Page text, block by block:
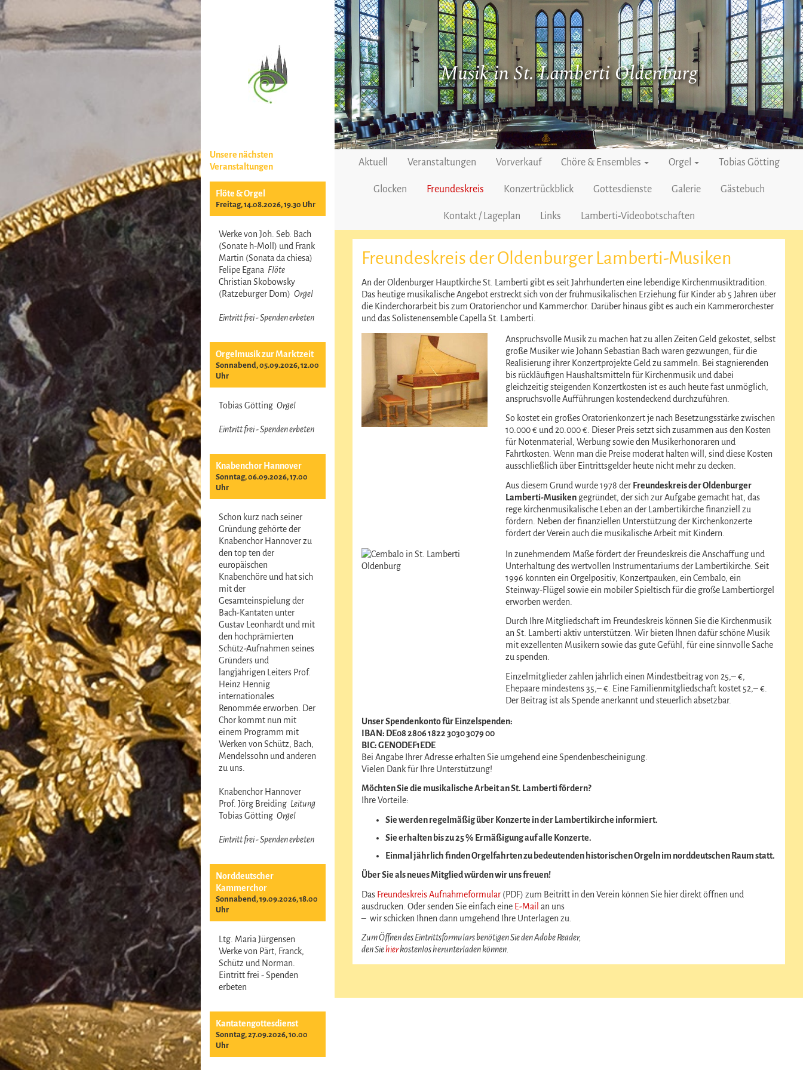
Unsere nächsten
Veranstaltungen
Flöte & Orgel
Freitag, 14.08.2026, 19.30 Uhr
Werke von Joh. Seb. Bach
(Sonate h-Moll) und Frank
Martin (Sonata da chiesa)
Felipe Egana Flöte
Christian Skobowsky
(Ratzeburger Dom) Orgel
Eintritt frei - Spenden erbeten
Orgelmusik zur Marktzeit
Sonnabend, 05.09.2026, 12.00
Uhr
Tobias Götting Orgel
Eintritt frei - Spenden erbeten
Knabenchor Hannover
Sonntag, 06.09.2026, 17.00
Uhr
Schon kurz nach seiner
Gründung gehörte der
Knabenchor Hannover zu
den top ten der
europäischen
Knabenchöre und hat sich
mit der
Gesamteinspielung der
Bach-Kantaten unter
Gustav Leonhardt und mit
den hochprämierten
Schütz-Aufnahmen seines
Gründers und
langjährigen Leiters Prof.
Heinz Hennig
internationales
Renommée erworben. Der
Chor kommt nun mit
einem Programm mit
Werken von Schütz, Bach,
Mendelssohn und anderen
zu uns.
Knabenchor Hannover
Prof. Jörg Breiding Leitung
Tobias Götting Orgel
Eintritt frei - Spenden erbeten
Norddeutscher
Kammerchor
Sonnabend, 19.09.2026, 18.00
Uhr
Ltg. Maria Jürgensen
Werke von Pärt, Franck,
Schütz und Norman.
Eintritt frei - Spenden
erbeten
Kantatengottesdienst
Sonntag, 27.09.2026, 10.00
Uhr
Musik in St. Lamberti Oldenburg
Aktuell Veranstaltungen Vorverkauf Chöre & Ensembles Orgel Tobias Götting
Glocken Freundeskreis Konzertrückblick Gottesdienste Galerie Gästebuch
Kontakt / Lageplan Links Lamberti-Videobotschaften
Freundeskreis der Oldenburger Lamberti-Musiken
An der Oldenburger Hauptkirche St. Lamberti gibt es seit Jahrhunderten eine lebendige Kirchenmusiktradition.
Das heutige musikalische Angebot erstreckt sich von der frühmusikalischen Erziehung für Kinder ab 5 Jahren über
die Kinderchorarbeit bis zum Oratorienchor und Kammerchor. Darüber hinaus gibt es auch ein Kammerorchester
und das Solistenensemble Capella St. Lamberti.
Anspruchsvolle Musik zu machen hat zu allen Zeiten Geld gekostet, selbst
große Musiker wie Johann Sebastian Bach waren gezwungen, für die
Realisierung ihrer Konzertprojekte Geld zu sammeln. Bei stagnierenden
bis rückläufigen Haushaltsmitteln für Kirchenmusik und dabei
gleichzeitig steigenden Konzertkosten ist es auch heute fast unmöglich,
anspruchsvolle Aufführungen kostendeckend durchzuführen.
So kostet ein großes Oratorienkonzert je nach Besetzungsstärke zwischen
10.000 € und 20.000 €. Dieser Preis setzt sich zusammen aus den Kosten
für Notenmaterial, Werbung sowie den Musikerhonoraren und
Fahrtkosten. Wenn man die Preise moderat halten will, sind diese Kosten
ausschließlich über Eintrittsgelder heute nicht mehr zu decken.
Aus diesem Grund wurde 1978 der Freundeskreis der Oldenburger
Lamberti-Musiken gegründet, der sich zur Aufgabe gemacht hat, das
rege kirchenmusikalische Leben an der Lambertikirche finanziell zu
fördern. Neben der finanziellen Unterstützung der Kirchenkonzerte
fördert der Verein auch die musikalische Arbeit mit Kindern.
In zunehmendem Maße fördert der Freundeskreis die Anschaffung und
Unterhaltung des wertvollen Instrumentariums der Lambertikirche. Seit
1996 konnten ein Orgelpositiv, Konzertpauken, ein Cembalo, ein
Steinway-Flügel sowie ein mobiler Spieltisch für die große Lambertiorgel
erworben werden.
Durch Ihre Mitgliedschaft im Freundeskreis können Sie die Kirchenmusik
an St. Lamberti aktiv unterstützen. Wir bieten Ihnen dafür schöne Musik
mit exzellenten Musikern sowie das gute Gefühl, für eine sinnvolle Sache
zu spenden.
Einzelmitglieder zahlen jährlich einen Mindestbeitrag von 25,– €,
Ehepaare mindestens 35,– €. Eine Familienmitgliedschaft kostet 52,– €.
Der Beitrag ist als Spende anerkannt und steuerlich absetzbar.
Unser Spendenkonto für Einzelspenden:
IBAN: DE08 2806 1822 3030 3079 00
BIC: GENODEF1EDE
Bei Angabe Ihrer Adresse erhalten Sie umgehend eine Spendenbescheinigung.
Vielen Dank für Ihre Unterstützung!
Möchten Sie die musikalische Arbeit an St. Lamberti fördern?
Ihre Vorteile:
Sie werden regelmäßig über Konzerte in der Lambertikirche informiert.
Sie erhalten bis zu 25 % Ermäßigung auf alle Konzerte.
Einmal jährlich finden Orgelfahrten zu bedeutenden historischen Orgeln im norddeutschen Raum statt.
Über Sie als neues Mitglied würden wir uns freuen!
Das Freundeskreis Aufnahmeformular (PDF) zum Beitritt in den Verein können Sie hier direkt öffnen und
ausdrucken. Oder senden Sie einfach eine E-Mail an uns
– wir schicken Ihnen dann umgehend Ihre Unterlagen zu.
Zum Öffnen des Eintrittsformulars benötigen Sie den Adobe Reader,
den Siehierkostenlos herunterladen können.